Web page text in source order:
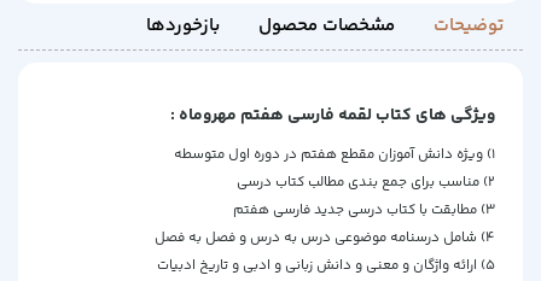
توضیحات مشخصات محصول بازخوردها
ویژگی های کتاب لقمه فارسی هفتم مهروماه :
1) ویژه دانش آموزان مقطع هفتم در دوره اول متوسطه
2) مناسب برای جمع بندی مطالب کتاب درسی
3) مطابقت با کتاب درسی جدید فارسی هفتم
4) شامل درسنامه موضوعی درس به درس و فصل به فصل
5) ارائه واژگان و معنی و دانش زبانی و ادبی و تاریخ ادبیات